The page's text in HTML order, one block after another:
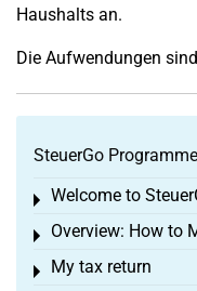
Haushalts an.
Die Aufwendungen
SteuerGo
Welcome to
Toggle menu
Overview: How to
Toggle menu
My tax return
Toggle menu